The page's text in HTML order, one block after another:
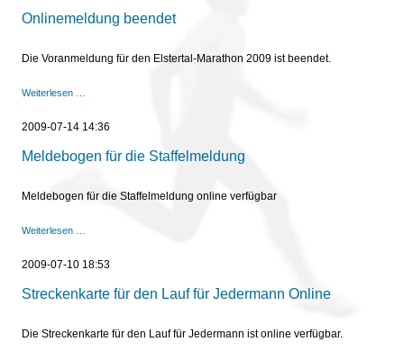
verfügbar
Onlinemeldung beendet
Die Voranmeldung für den Elstertal-Marathon 2009 ist beendet.
Weiterlesen …
2009-07-14 14:36
Meldebogen für die Staffelmeldung
Meldebogen für die Staffelmeldung online verfügbar
Weiterlesen …
Staffelmeldung
2009-07-10 18:53
Streckenkarte für den Lauf für Jedermann Online
Die Streckenkarte für den Lauf für Jedermann ist online verfügbar.